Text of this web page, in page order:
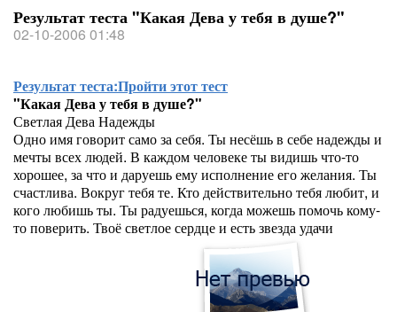
Результат теста "Какая Дева у тебя в душе?"
02-10-2006 01:48
Результат теста:Пройти этот тест
"Какая Дева у тебя в душе?"
Светлая Дева Надежды
Одно имя говорит само за себя. Ты несёшь в себе надежды и
мечты всех людей. В каждом человеке ты видишь что-то
хорошее, за что и даруешь ему исполнение его желания. Ты
счастлива. Вокруг тебя те. Кто действительно тебя любит, и
кого любишь ты. Ты радуешься, когда можешь помочь кому-
то поверить. Твоё светлое сердце и есть звезда удачи